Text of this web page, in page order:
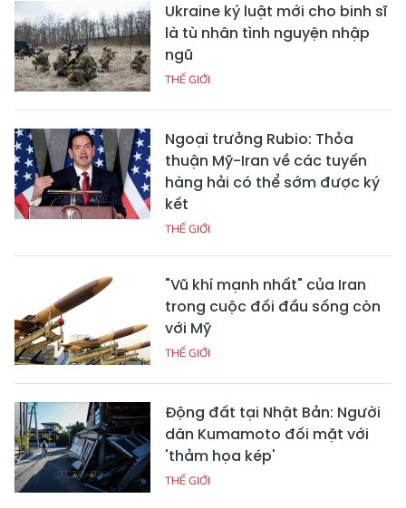
Ukraine ký luật mới cho binh sĩ
là tù nhân tình nguyện nhập
ngũ
THẾ GIỚI
Ngoại trưởng Rubio: Thỏa
thuận Mỹ-Iran về các tuyến
hàng hải có thể sớm được ký
kết
THẾ GIỚI
"Vũ khí mạnh nhất" của Iran
trong cuộc đối đầu sống còn
với Mỹ
THẾ GIỚI
Động đất tại Nhật Bản: Người
dân Kumamoto đối mặt với
'thảm họa kép'
THẾ GIỚI